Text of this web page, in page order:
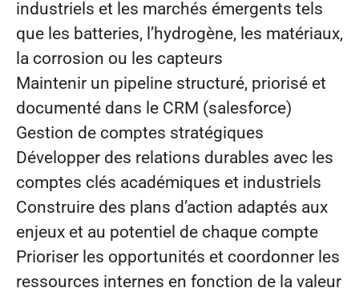
industriels et les marchés émergents tels
que les batteries, l’hydrogène, les matériaux,
la corrosion ou les capteurs
Maintenir un pipeline structuré, priorisé et
documenté dans le CRM (salesforce)
Gestion de comptes stratégiques
Développer des relations durables avec les
comptes clés académiques et industriels
Construire des plans d’action adaptés aux
enjeux et au potentiel de chaque compte
Prioriser les opportunités et coordonner les
ressources internes en fonction de la valeur